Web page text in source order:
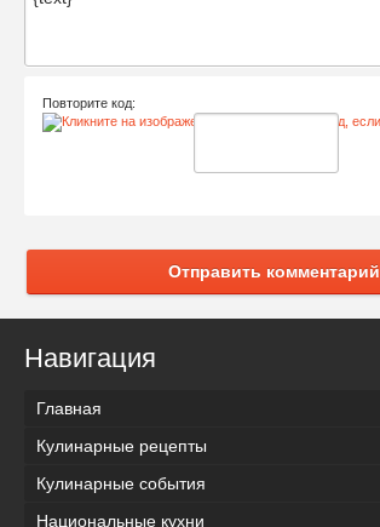
Повторите код:
Отправить комментарий
Навигация
Главная
Кулинарные рецепты
Кулинарные события
Национальные кухни